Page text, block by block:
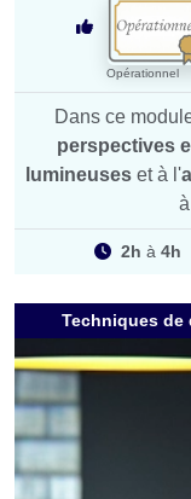
Opérationnel
Dans ce
perspectives
lumineuseset à l'
2h à 4h
Techniques de